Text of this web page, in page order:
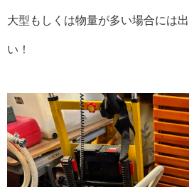
大型もしくは物量が多い場合には
い！